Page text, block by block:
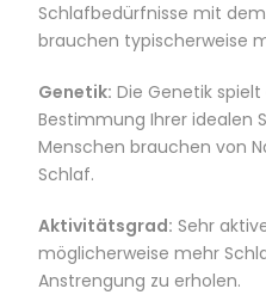
Schlafbedürfnisse mit
brauchen typischerweise
Genetik: Die Genetik
Bestimmung Ihrer idealen
Menschen brauchen von
Schlaf.
Aktivitätsgrad: Sehr
möglicherweise mehr
Anstrengung zu erholen.